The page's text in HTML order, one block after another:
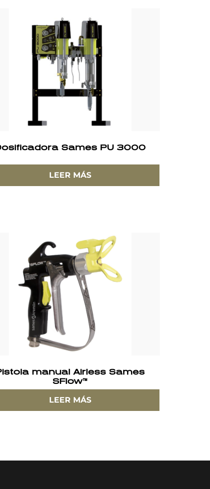
Sames PU 3000
LEER MÁS
manual Airless Sames
SFlow™
LEER MÁS